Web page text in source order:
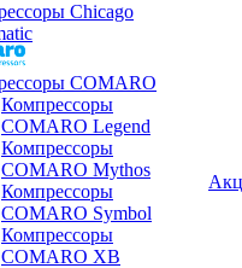
Chicago
COMARO
Компрессоры
COMARO Legend
Компрессоры
COMARO Mythos
Компрессоры
COMARO Symbol
Компрессоры
COMARO XB